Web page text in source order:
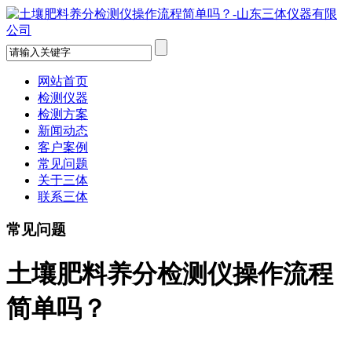
网站首页
检测仪器
检测方案
新闻动态
客户案例
常见问题
关于三体
联系三体
常见问题
土壤肥料养分检测仪操作流程
简单吗？